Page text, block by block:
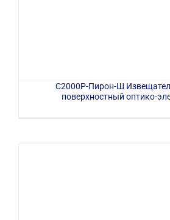
С2000Р-Пирон-Ш
поверхностный оптико-